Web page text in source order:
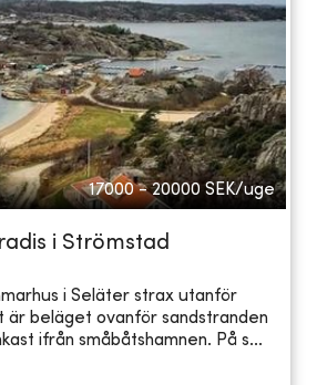
17000 - 20000 SEK/uge
i Strömstad
i Seläter strax utanför
är beläget ovanför sandstranden
ifrån småbåtshamnen. På s...